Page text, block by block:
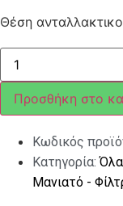
Θέση
ΚΟΛΙΕΣ
ποσότητα
Προσθήκη στο
Κωδικός
Κατηγορία:
Μανιατό -